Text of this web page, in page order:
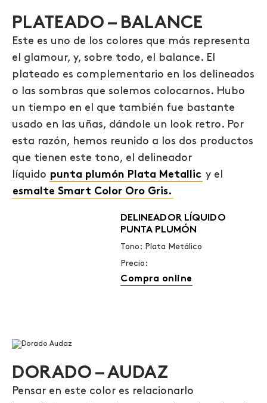
PLATEADO – BALANCE
Este es uno de los colores que más representa
el glamour, y, sobre todo, el balance. El
plateado es complementario en los delineados
o las sombras que solemos colocarnos. Hubo
un tiempo en el que también fue bastante
usado en las uñas, dándole un look retro. Por
esta razón, hemos reunido a los dos productos
que tienen este tono, el delineador
líquido punta plumón Plata Metallic y el
esmalte Smart Color Oro Gris.
DELINEADOR LÍQUIDO
PUNTA PLUMÓN
Tono: Plata Metálico
Precio:
Compra online
DORADO – AUDAZ
Pensar en este color es relacionarlo